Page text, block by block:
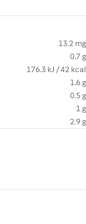
13.2 mg
0.7 g
176.3 kJ / 42 kcal
1.6 g
0.5 g
1 g
2.9 g